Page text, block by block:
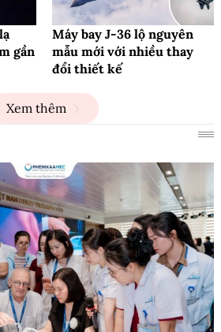
gần
Máy bay J-36 lộ nguyên
mẫu mới với nhiều thay
đổi thiết kế
Xem thêm